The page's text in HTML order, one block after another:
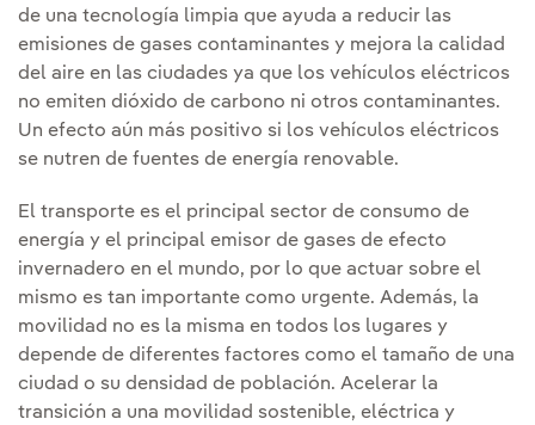
de una tecnología limpia que ayuda a reducir las
emisiones de gases contaminantes y mejora la calidad
del aire en las ciudades ya que los vehículos eléctricos
no emiten dióxido de carbono ni otros contaminantes.
Un efecto aún más positivo si los vehículos eléctricos
se nutren de fuentes de energía renovable.
El transporte es el principal sector de consumo de
energía y el principal emisor de gases de efecto
invernadero en el mundo, por lo que actuar sobre el
mismo es tan importante como urgente. Además, la
movilidad no es la misma en todos los lugares y
depende de diferentes factores como el tamaño de una
ciudad o su densidad de población. Acelerar la
transición a una movilidad sostenible, eléctrica y